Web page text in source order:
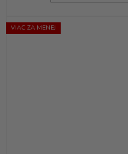
VIAC ZA MENEJ